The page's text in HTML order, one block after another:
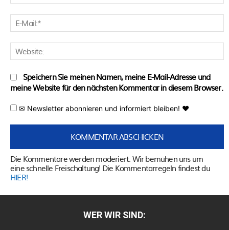
Speichern Sie meinen Namen, meine E-Mail-Adresse und
meine Website für den nächsten Kommentar in diesem Browser.
✉ Newsletter abonnieren und informiert bleiben! ♥
Die Kommentare werden moderiert. Wir bemühen uns um
eine schnelle Freischaltung! Die Kommentarregeln findest du
HIER!
WER WIR SIND: